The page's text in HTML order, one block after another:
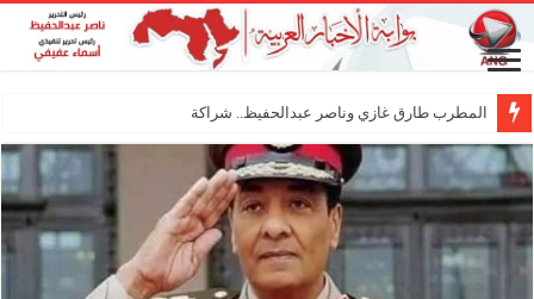
المطرب طارق غازي وناصر عبدالحفيظ.. شراكة فنية ترسم